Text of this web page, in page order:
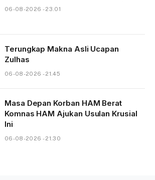
06-08-2026 - 23.01
Terungkap Makna Asli Ucapan
Zulhas
06-08-2026 - 21.45
Masa Depan Korban HAM Berat
Komnas HAM Ajukan Usulan Krusial
Ini
06-08-2026 - 21.30